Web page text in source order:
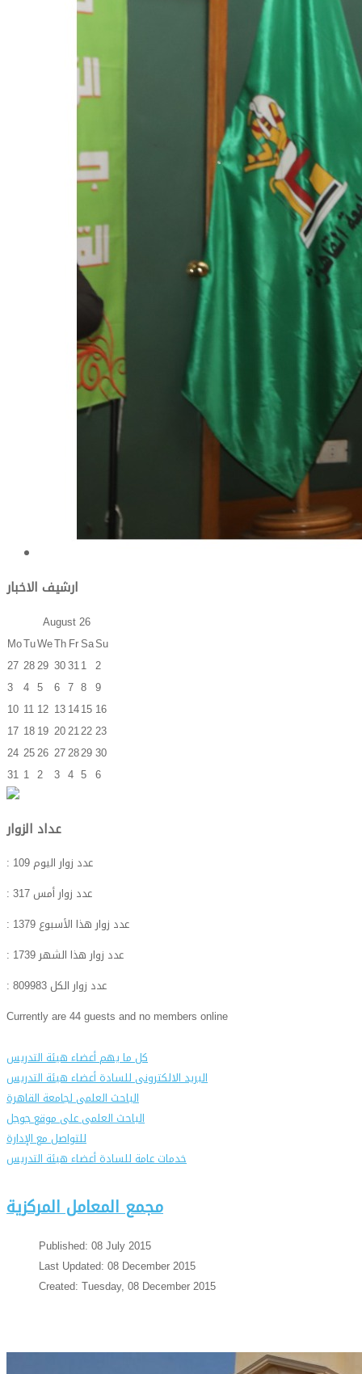
ارشيف الاخبار
August26
MoTuWeThFrSaSu
27 2829 30311 2
3 4 5 6 7 8 9
10 11 12 131415 16
17 1819 20212223
24 2526 27282930
31 1 2 3 4 5 6
عداد الزوار
: عدد زوار اليوم109
: عدد زوار أمس 317
: عدد زوار هذا الأسبوع 1379
: عدد زوار هذا الشهر1739
: عدد زوار الكل 809983
Currently are 44 guests and no members online
كل ما يهم أعضاء هيئة التدريس
البريد الالكترونى للسادة أعضاء هيئة التدريس
الباحث العلمى لجامعة القاهرة
الباحث العلمى على موقع جوجل
للتواصل مع الإدارة
خدمات عامة للسادة أعضاء هيئة التدريس
مجمع المعامل المركزية
Published: 08 July 2015
Last Updated: 08 December 2015
Created: Tuesday, 08 December 2015